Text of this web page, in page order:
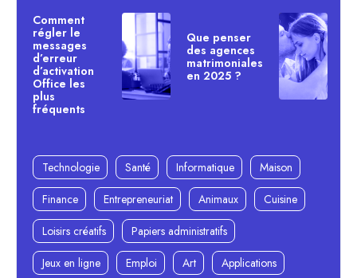
Comment
régler le
messages
d’erreur
d’activation
Office les
plus
fréquents
Que penser
des agences
matrimoniales
en 2025 ?
Technologie Santé Informatique
Maison
Finance
Entrepreneuriat Animaux
Cuisine
Loisirs créatifs
Papiers administratifs
Jeux en ligne
Emploi Art
Applications